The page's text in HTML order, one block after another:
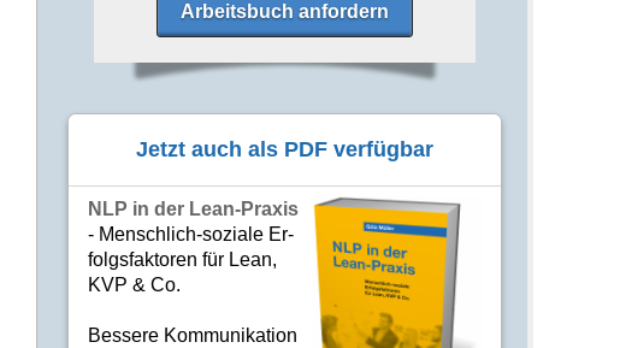
Arbeitsbuch anfordern
Jetzt auch als PDF verfügbar
NLP in der Lean-Praxis
- Mensch­lich-soziale Er­
folgs­fak­to­ren für Lean,
KVP & Co.
Bes­se­re Kom­­mu­­ni­ka­tion